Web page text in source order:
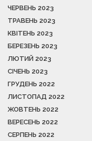
ЧЕРВЕНЬ 2023
ТРАВЕНЬ 2023
КВІТЕНЬ 2023
БЕРЕЗЕНЬ 2023
ЛЮТИЙ 2023
СІЧЕНЬ 2023
ГРУДЕНЬ 2022
ЛИСТОПАД 2022
ЖОВТЕНЬ 2022
ВЕРЕСЕНЬ 2022
СЕРПЕНЬ 2022